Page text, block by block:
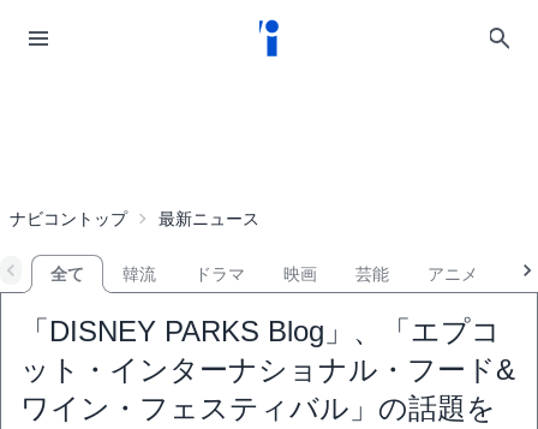
ナビコントップ 最新ニュース
全て 韓流 ドラマ 映画 芸能 アニメ
「DISNEY PARKS Blog」、「エプコ
ット・インターナショナル・フード&
ワイン・フェスティバル」の話題を